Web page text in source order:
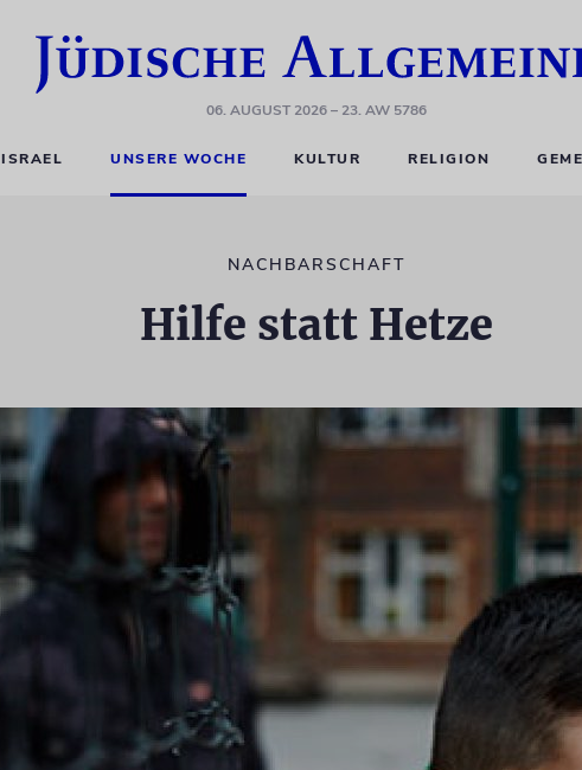
06. AUGUST 2026– 23. AW 5786
ISRAEL UNSERE WOCHE KULTUR RELIGION
NACHBARSCHAFT
Hilfe statt Hetze